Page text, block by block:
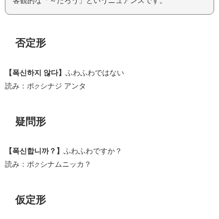
否定形
【폭신하지 않다】
ふわふわではない
読み：ポク シナジ アンタ
疑問形
【폭신합니까？】 ふわふわですか？
読み：ポク シナムニッカ？
仮定形